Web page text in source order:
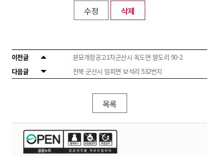
수정 삭제
이전글
분묘개장공고1차군산시 옥도면 말도리 90-2
다음글
전북 군산시 임피면 보석리 532번지
목록